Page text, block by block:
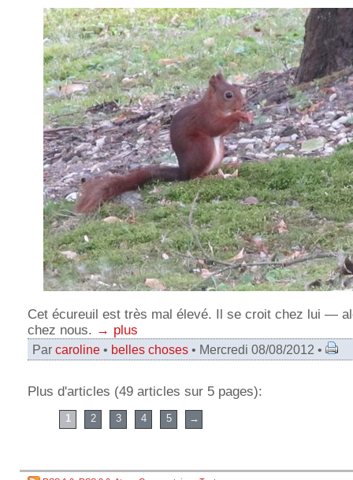
Cet écureuil est très mal élevé. Il se croit chez lui —
chez nous. → plus
Par caroline • belles choses • Mercredi 08/08/2012 •
Plus d'articles (49 articles sur 5 pages):
1 2 3 4 5 →